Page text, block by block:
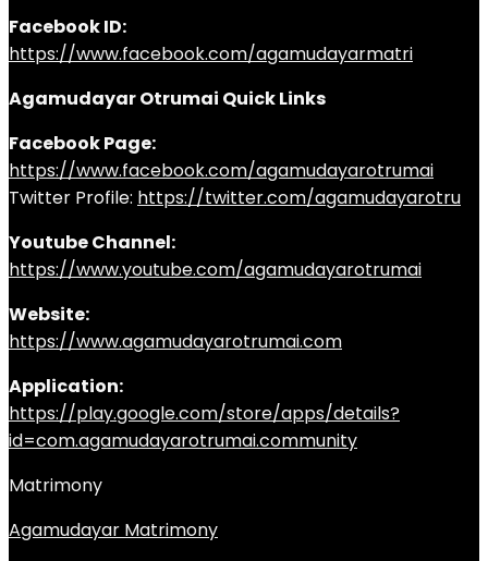
Facebook ID:
https://www.facebook.com/agamudayarmatri
Agamudayar Otrumai Quick Links
Facebook Page:
https://www.facebook.com/agamudayarotrumai
Twitter Profile: https://twitter.com/agamudayarotru
Youtube Channel:
https://www.youtube.com/agamudayarotrumai
Website:
https://www.agamudayarotrumai.com
Application:
https://play.google.com/store/apps/details?
id=com.agamudayarotrumai.community
Matrimony
Agamudayar Matrimony